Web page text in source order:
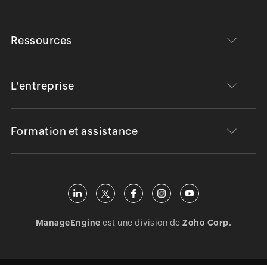
Ressources
L'entreprise
Formation et assistance
ManageEngine est une division deZoho Corp.